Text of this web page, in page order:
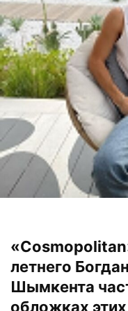
летнего
Шымкента
обложках этих